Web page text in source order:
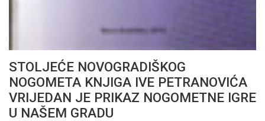
STOLJEĆE NOVOGRADIŠKOG
NOGOMETA KNJIGA IVE PETRANOVIĆA
VRIJEDAN JE PRIKAZ NOGOMETNE IGRE
U NAŠEM GRADU